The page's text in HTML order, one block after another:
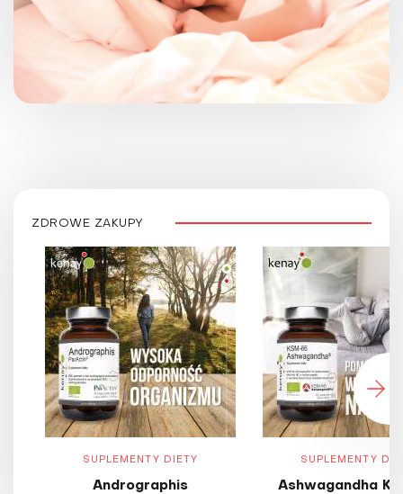
ZDROWE ZAKUPY
SUPLEMENTY DIETY
Andrographis
SUPLEMENTY
Ashwagandha